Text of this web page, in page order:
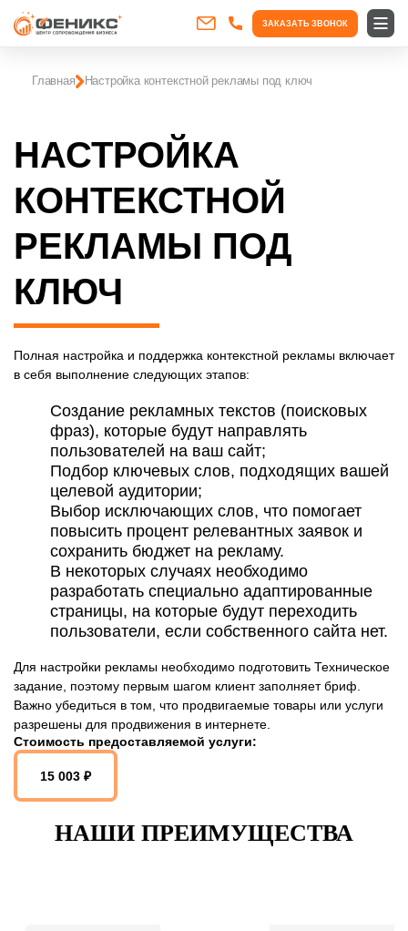
ЗАКАЗАТЬ ЗВОНОК
Главная Настройка контекстной рекламы под ключ
НАСТРОЙКА
КОНТЕКСТНОЙ
РЕКЛАМЫ ПОД
КЛЮЧ
Полная настройка и поддержка контекстной рекламы включает
в себя выполнение следующих этапов:
Создание рекламных текстов (поисковых
фраз), которые будут направлять
пользователей на ваш сайт;
Подбор ключевых слов, подходящих вашей
целевой аудитории;
Выбор исключающих слов, что помогает
повысить процент релевантных заявок и
сохранить бюджет на рекламу.
В некоторых случаях необходимо
разработать специально адаптированные
страницы, на которые будут переходить
пользователи, если собственного сайта нет.
Для настройки рекламы необходимо подготовить Техническое
задание, поэтому первым шагом клиент заполняет бриф.
Важно убедиться в том, что продвигаемые товары или услуги
разрешены для продвижения в интернете.
Стоимость предоставляемой услуги:
15 003 ₽
НАШИ ПРЕИМУЩЕСТВА